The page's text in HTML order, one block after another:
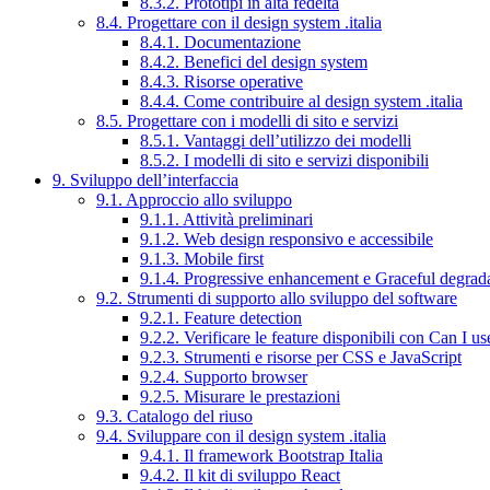
8.4. Progettare con il design system .italia
8.4.1. Documentazione
8.4.2. Benefici del design system
8.4.3. Risorse operative
8.4.4. Come contribuire al design system .italia
8.5. Progettare con i modelli di sito e servizi
8.5.1. Vantaggi dell’utilizzo dei modelli
8.5.2. I modelli di sito e servizi disponibili
9. Sviluppo dell’interfaccia
9.1. Approccio allo sviluppo
9.1.1. Attività preliminari
9.1.2. Web design responsivo e accessibile
9.1.3. Mobile first
9.1.4. Progressive enhancement e Graceful
9.2. Strumenti di supporto allo sviluppo del software
9.2.1. Feature detection
9.2.2. Verificare le feature disponibili con Can I
9.2.3. Strumenti e risorse per CSS e JavaScript
9.2.4. Supporto browser
9.2.5. Misurare le prestazioni
9.3. Catalogo del riuso
9.4. Sviluppare con il design system .italia
9.4.1. Il framework Bootstrap Italia
9.4.2. Il kit di sviluppo React